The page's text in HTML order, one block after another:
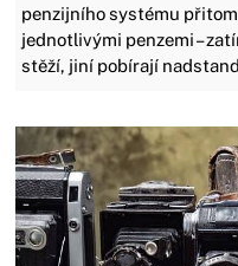
penzijního systému
jednotlivými penzemi –
stěží, jiní pobírají